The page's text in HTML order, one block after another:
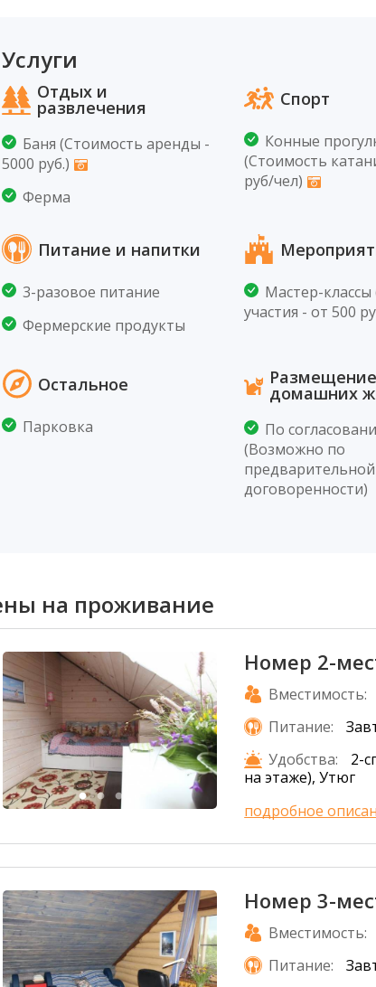
Услуги
Отдых и
развлечения
Баня (Стоимость аренды -
5000 руб.)
Ферма
Спорт
Конные
(Стоимость
руб/чел)
Питание и напитки
3-разовое питание
Фермерские продукты
Мастер-
участия - от 500
Остальное
Парковка
Размещение
домашних
По
(Возможно по
предварительной
договоренности)
на проживание
Номер 2-
Вместимость:
Питание:
Удобства:
2-
на этаже), Утюг
подробное
Номер 3-
Вместимость:
Питание: